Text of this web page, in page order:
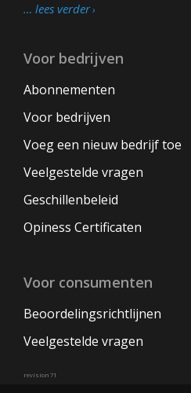
… lees verder
Voor bedrijven
Abonnementen
Voor bedrijven
Voeg een nieuw bedrijf toe
Veelgestelde vragen
Geschillenbeleid
Opiness Certificaten
Voor consumenten
Beoordelingsrichtlijnen
Veelgestelde vragen
revision 71